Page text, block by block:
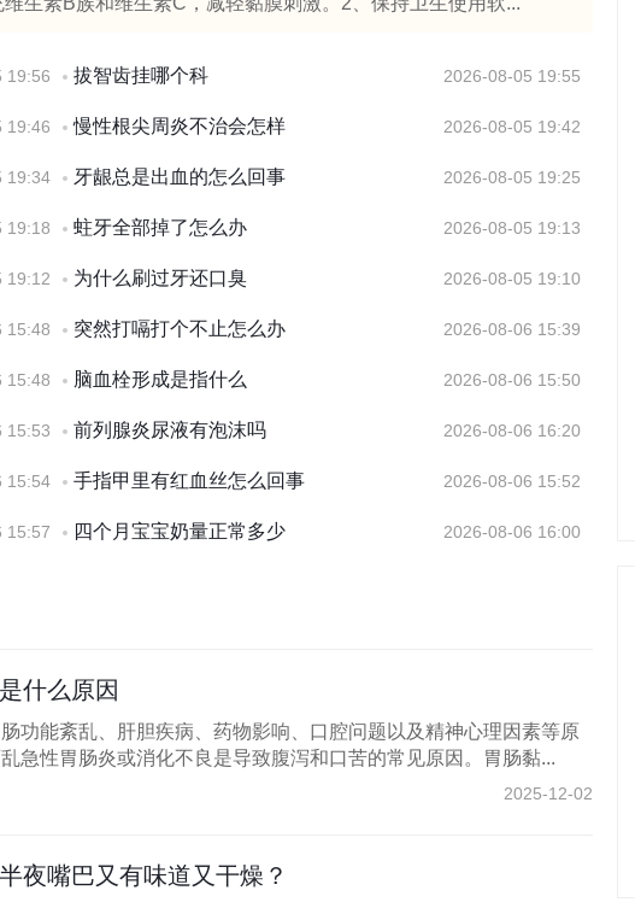
19:56 拔智齿挂哪个科 2026-08-05 19:55
19:46 慢性根尖周炎不治会怎样 2026-08-05 19:42
19:34 牙龈总是出血的怎么回事 2026-08-05 19:25
19:18 蛀牙全部掉了怎么办 2026-08-05 19:13
19:12 为什么刷过牙还口臭 2026-08-05 19:10
15:48 突然打嗝打个不止怎么办 2026-08-06 15:39
15:48 脑血栓形成是指什么 2026-08-06 15:50
15:53 前列腺炎尿液有泡沫吗 2026-08-06 16:20
15:54 手指甲里有红血丝怎么回事 2026-08-06 15:52
15:57 四个月宝宝奶量正常多少 2026-08-06 16:00
什么原因
功能紊乱、肝胆疾病、药物影响、口腔问题以及精神心理因素等原
急性胃肠炎或消化不良是导致腹泻和口苦的常见原因。胃肠黏...
2025-12-02
夜嘴巴又有味道又干燥？